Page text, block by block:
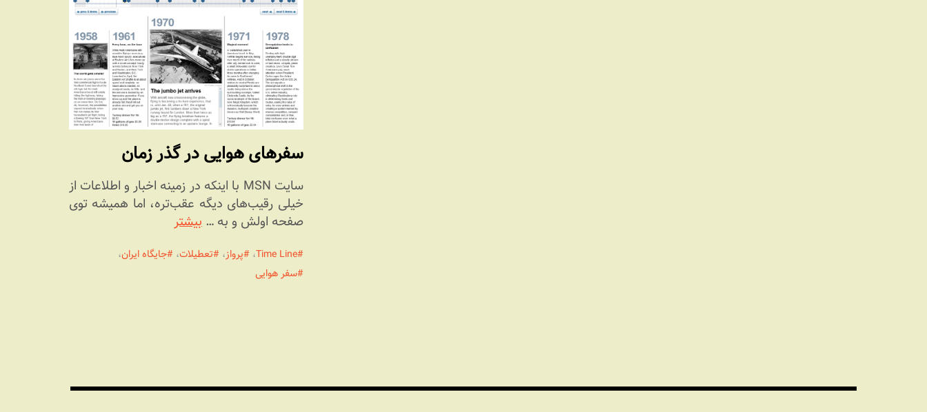
سفرهای هوایی در گذر زمان
سایت MSN با اینکه در زمینه اخبار و اطلاعات از
خیلی رقیب‌های دیگه عقب‌تره، اما همیشه توی
صفحه اولش و به …بیشتر
Time Line، پرواز، تعطیلات، جایگاه ایران،
سفر هوایی